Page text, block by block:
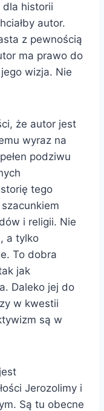
historii
autor.
z pewnością
ma prawo do
wizja. Nie
że autor jest
wyraz na
podziwu
tego
i religii. Nie
a tylko
To dobra
jak
Daleko jej do
w kwestii
są w
Jerozolimy i
Są tu obecne